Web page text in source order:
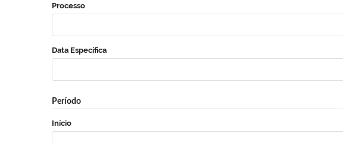
Processo
Data Específica
Período
Início